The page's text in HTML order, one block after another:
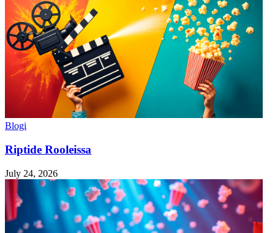
Blogi
Riptide Rooleissa
July 24, 2026